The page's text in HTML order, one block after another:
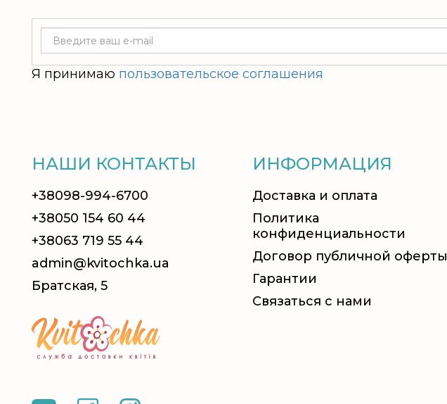
Я принимаю пользовательское соглашения
НАШИ КОНТАКТЫ
+38098-994-6700
+38050 154 60 44
+38063 719 55 44
admin@kvitochka.ua
Братская, 5
ИНФОРМАЦИЯ
Доставка и оплата
Политика
конфиденциальности
Договор публичной оферты
Гарантии
Связаться с нами